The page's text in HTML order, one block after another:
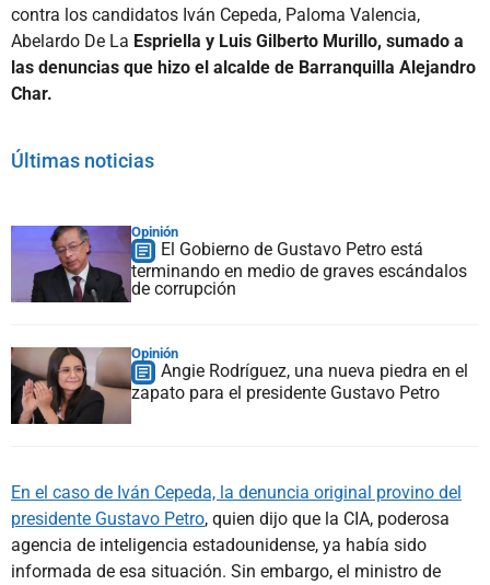
contra los candidatos Iván Cepeda, Paloma Valencia,
Abelardo De La Espriella y Luis Gilberto Murillo, sumado a
las denuncias que hizo el alcalde de Barranquilla Alejandro
Char.
Últimas noticias
Opinión
El Gobierno de Gustavo Petro está
terminando en medio de graves escándalos
de corrupción
Opinión
Angie Rodríguez, una nueva piedra en el
zapato para el presidente Gustavo Petro
En el caso de Iván Cepeda, la denuncia original provino del
presidente Gustavo Petro, quien dijo que la CIA, poderosa
agencia de inteligencia estadounidense, ya había sido
informada de esa situación. Sin embargo, el ministro de